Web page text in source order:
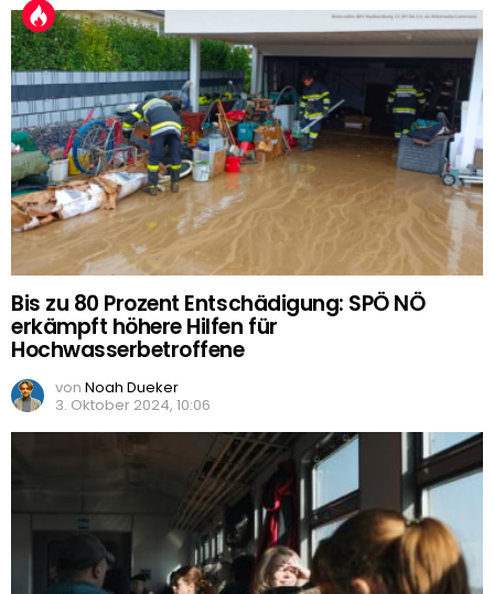
Bis zu 80 Prozent Entschädigung: SPÖ NÖ
erkämpft höhere Hilfen für
Hochwasserbetroffene
von Noah Dueker
3. Oktober 2024, 10:06